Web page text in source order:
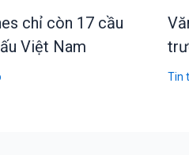
chỉ còn 17 cầu
Việt Nam
Tin